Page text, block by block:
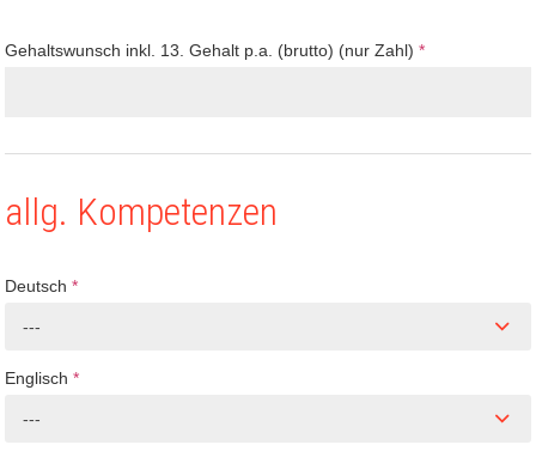
Gehaltswunsch inkl. 13. Gehalt p.a. (brutto) (nur Zahl)*
allg. Kompetenzen
Deutsch*
---
Englisch*
---